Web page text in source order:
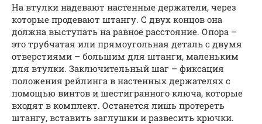
На втулки надевают настенные держатели, через
которые продевают штангу. С двух концов она
должна выступать на равное расстояние. Опора –
это трубчатая или прямоугольная деталь с двумя
отверстиями – большим для штанги, маленьким
для втулки. Заключительный шаг – фиксация
положения рейлинга в настенных держателях с
помощью винтов и шестигранного ключа, которые
входят в комплект. Останется лишь протереть
штангу, вставить заглушки и развесить крючки.